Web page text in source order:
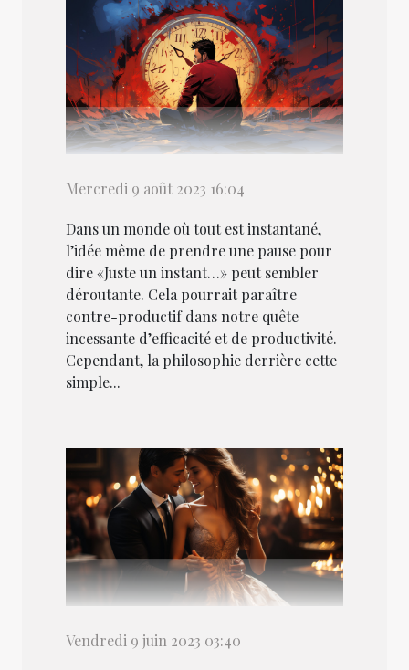
Mercredi 9 août 2023 16:04
Dans un monde où tout est instantané,
l’idée même de prendre une pause pour
dire «Juste un instant…» peut sembler
déroutante. Cela pourrait paraître
contre-productif dans notre quête
incessante d’efficacité et de productivité.
Cependant, la philosophie derrière cette
simple...
Vendredi 9 juin 2023 03:40